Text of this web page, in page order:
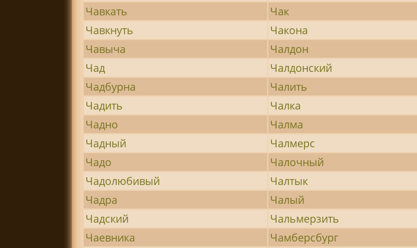
Чавкать
Чак
Чавкнуть
Чакона
Чавыча
Чалдон
Чад
Чалдонский
Чадбурна
Чалить
Чадить
Чалка
Чадно
Чалма
Чадный
Чалмерс
Чадо
Чалочный
Чадолюбивый
Чалтык
Чадра
Чалый
Чадский
Чальмерзить
Чаевника
Чамберсбург